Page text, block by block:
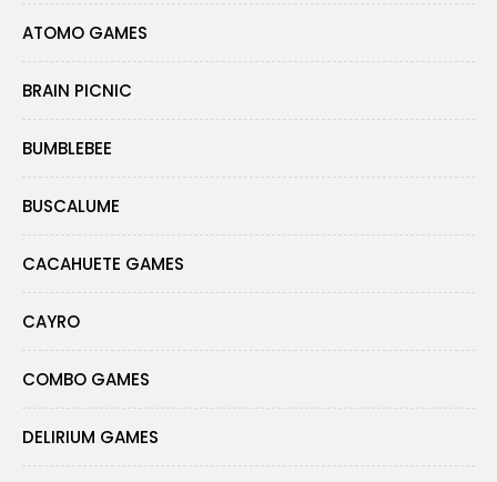
ATOMO GAMES
BRAIN PICNIC
BUMBLEBEE
BUSCALUME
CACAHUETE GAMES
CAYRO
COMBO GAMES
DELIRIUM GAMES